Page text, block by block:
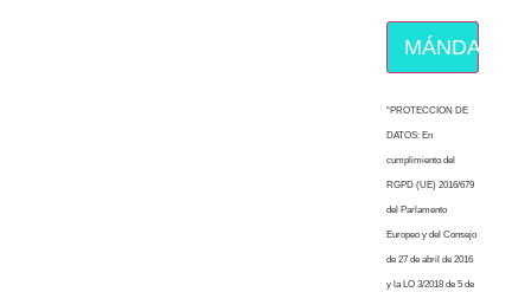
MÁNDAME
“PROTECCION DE
DATOS: En
cumplimiento del
RGPD (UE) 2016/679
del Parlamento
Europeo y del Consejo
de 27 de abril de 2016
y la LO 3/2018 de 5 de